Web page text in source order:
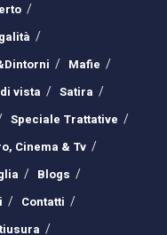
Mafie
vista
Satira
Speciale Trattative
Cinema & Tv
Blogs
Contatti